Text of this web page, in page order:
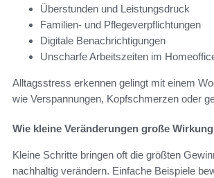
Überstunden und Leistungsdruck
Familien- und Pflegeverpflichtungen
Digitale Benachrichtigungen
Unscharfe Arbeitszeiten im
Alltagsstress erkennen gelingt mit einem
wie Verspannungen, Kopfschmerzen oder
Wie kleine Veränderungen große
Kleine Schritte bringen oft die größten
nachhaltig verändern. Einfache Beispiele